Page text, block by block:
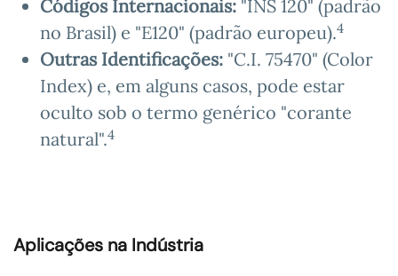
Códigos Internacionais: "INS 120" (padrão
no Brasil) e "E120" (padrão europeu).4
Outras Identificações: "C.I. 75470" (Color
Index) e, em alguns casos, pode estar
oculto sob o termo genérico "corante
natural".4
Aplicações na Indústria